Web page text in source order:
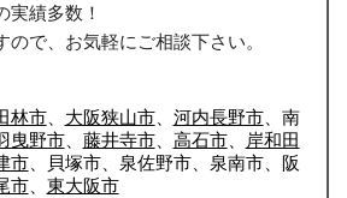
実績多数！
で、お気軽にご相談下さい。
林市、 大阪狭山市、 河内長野市、南
曳野市、 藤井寺市、 高石市、
岸和田
市、貝塚市、泉佐野市、泉南市、阪
市、 東大阪市